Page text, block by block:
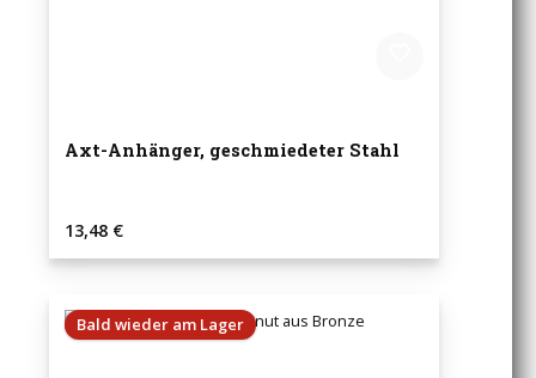
Axt-Anhänger, geschmiedeter Stahl
Regulärer Preis:
13,48 €
Bald wieder am Lager